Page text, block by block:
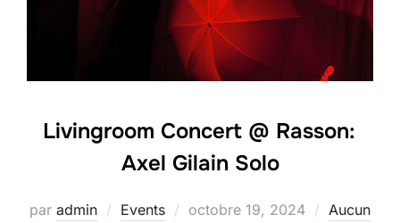
Livingroom Concert @ Rasson:
Axel Gilain Solo
par admin Events
Publié
octobre 19, 2024
Aucun